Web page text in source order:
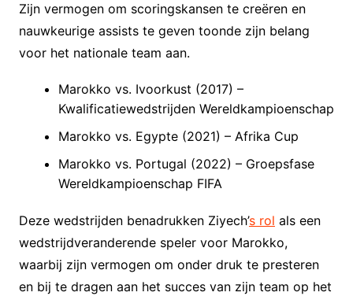
Zijn vermogen om scoringskansen te creëren en
nauwkeurige assists te geven toonde zijn belang
voor het nationale team aan.
Marokko vs. Ivoorkust (2017) –
Kwalificatiewedstrijden Wereldkampioenschap
Marokko vs. Egypte (2021) – Afrika Cup
Marokko vs. Portugal (2022) – Groepsfase
Wereldkampioenschap FIFA
Deze wedstrijden benadrukken Ziyech’s rol als een
wedstrijdveranderende speler voor Marokko,
waarbij zijn vermogen om onder druk te presteren
en bij te dragen aan het succes van zijn team op het